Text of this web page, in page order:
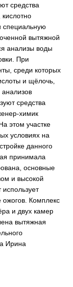
средства
специальную
вытяжной
анализы воды
При
среди которых
и щёлочь,
средства
химик
этом участке
условиях на
данного
принимала
основные
и высокой
Комплекс
и двух камер
вытяжная
Ирина